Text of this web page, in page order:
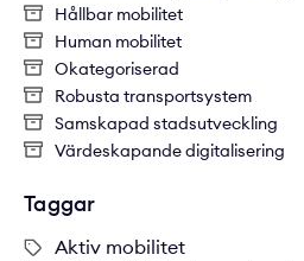
Hållbar mobilitet
Human mobilitet
Okategoriserad
Robusta transportsystem
Samskapad stadsutveckling
Värdeskapande digitalisering
Taggar
Aktiv mobilitet